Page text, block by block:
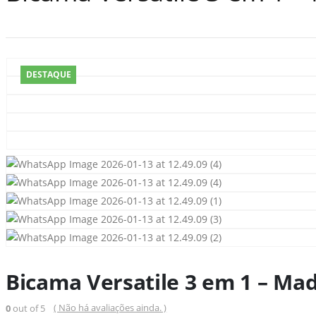
DESTAQUE
Bicama Versatile 3 em 1 –
0out of 5 ( Não há avaliações ainda. )